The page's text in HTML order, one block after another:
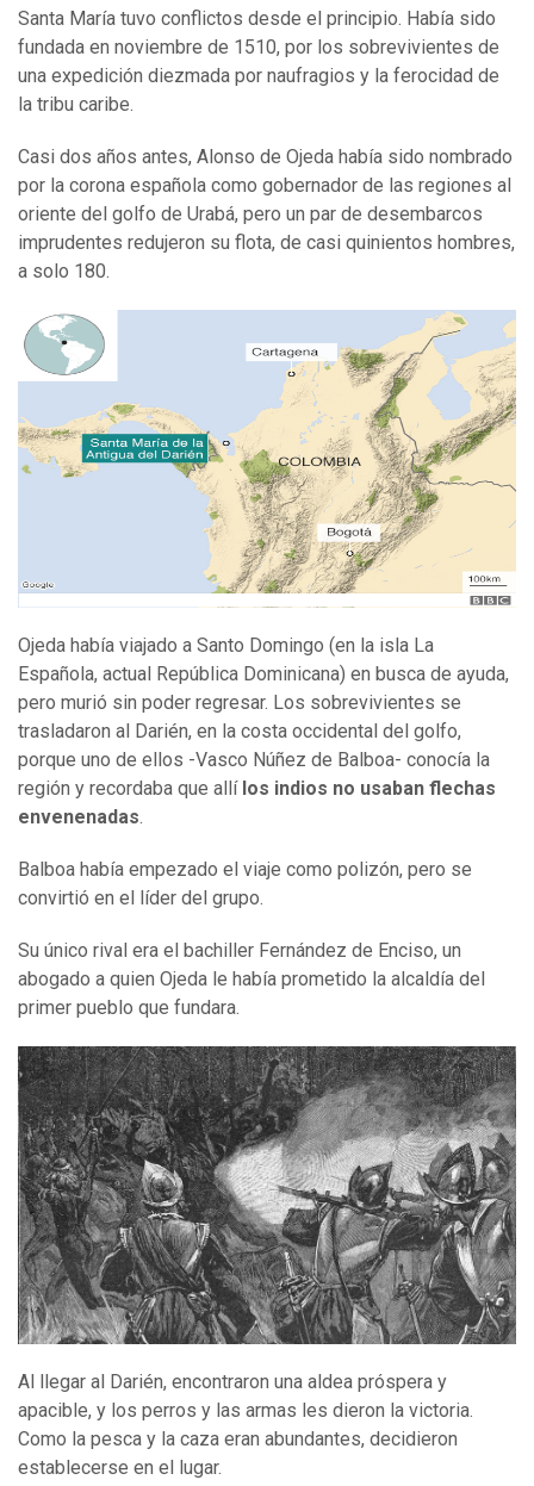
Santa María tuvo conflictos desde el principio. Había sido
fundada en noviembre de 1510, por los sobrevivientes de
una expedición diezmada por naufragios y la ferocidad de
la tribu caribe.
Casi dos años antes, Alonso de Ojeda había sido nombrado
por la corona española como gobernador de las regiones al
oriente del golfo de Urabá, pero un par de desembarcos
imprudentes redujeron su flota, de casi quinientos hombres,
a solo 180.
Ojeda había viajado a Santo Domingo (en la isla La
Española, actual República Dominicana) en busca de ayuda,
pero murió sin poder regresar. Los sobrevivientes se
trasladaron al Darién, en la costa occidental del golfo,
porque uno de ellos -Vasco Núñez de Balboa- conocía la
región y recordaba que allí los indios no usaban flechas
envenenadas.
Balboa había empezado el viaje como polizón, pero se
convirtió en el líder del grupo.
Su único rival era el bachiller Fernández de Enciso, un
abogado a quien Ojeda le había prometido la alcaldía del
primer pueblo que fundara.
Al llegar al Darién, encontraron una aldea próspera y
apacible, y los perros y las armas les dieron la victoria.
Como la pesca y la caza eran abundantes, decidieron
establecerse en el lugar.